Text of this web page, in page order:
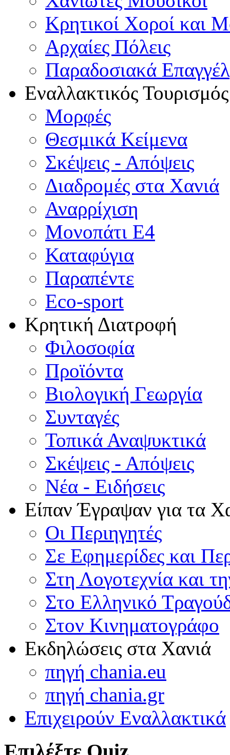
Κρητικοί Χοροί και
Αρχαίες Πόλεις
Παραδοσιακά
Εναλλακτικός Τουρισμός
Μορφές
Θεσμικά Κείμενα
Σκέψεις - Απόψεις
Διαδρομές στα Χανιά
Αναρρίχιση
Μονοπάτι Ε4
Καταφύγια
Παραπέντε
Eco-sport
Κρητική Διατροφή
Φιλοσοφία
Προϊόντα
Βιολογική Γεωργία
Συνταγές
Τοπικά Αναψυκτικά
Σκέψεις - Απόψεις
Νέα - Ειδήσεις
Είπαν Έγραψαν για τα
Οι Περιηγητές
Σε Εφημερίδες και
Στη Λογοτεχνία και
Στο Ελληνικό
Στον Κινηματογράφο
Εκδηλώσεις στα Χανιά
πηγή chania.eu
πηγή chania.gr
Επιχειρούν Εναλλακτικά